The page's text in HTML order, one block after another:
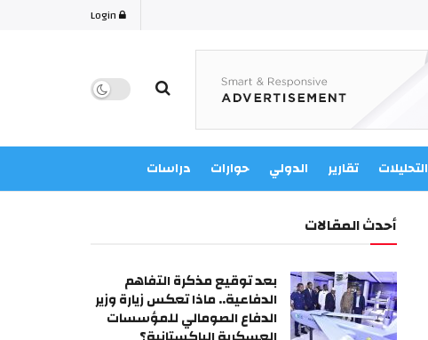
التحليلات تقارير الدولي حوارات دراسات
أحدث المقالات
بعد توقيع مذكرة التفاهم
الدفاعية.. ماذا تعكس زيارة وزير
الدفاع الصومالي للمؤسسات